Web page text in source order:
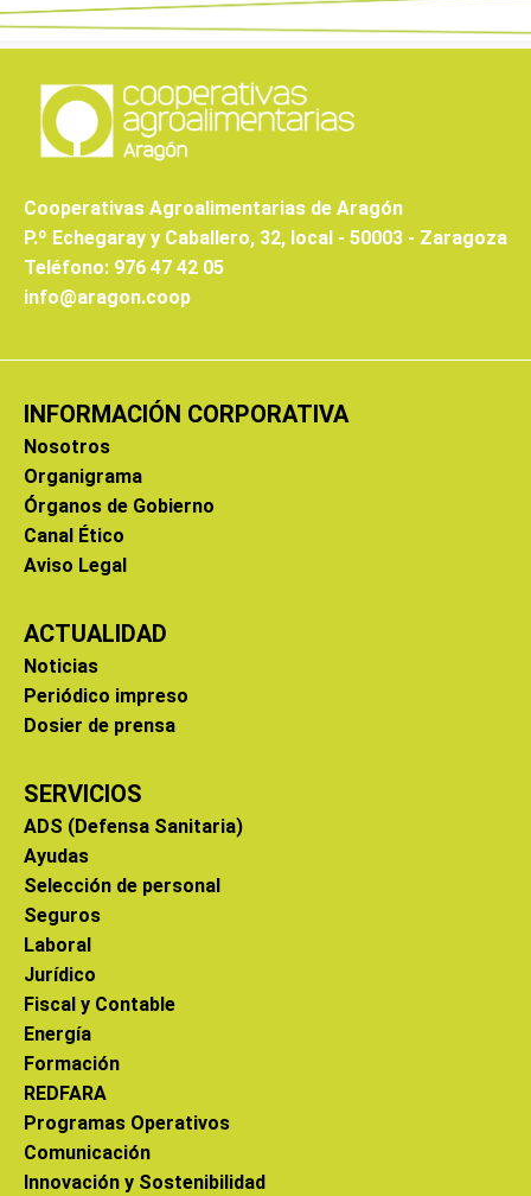
Cooperativas Agroalimentarias de Aragón
P.º Echegaray y Caballero, 32, local - 50003 - Zaragoza
Teléfono: 976 47 42 05
info@aragon.coop
INFORMACIÓN CORPORATIVA
Nosotros
Organigrama
Órganos de Gobierno
Canal Ético
Aviso Legal
ACTUALIDAD
Noticias
Periódico impreso
Dosier de prensa
SERVICIOS
ADS (Defensa Sanitaria)
Ayudas
Selección de personal
Seguros
Laboral
Jurídico
Fiscal y Contable
Energía
Formación
REDFARA
Programas Operativos
Comunicación
Innovación y Sostenibilidad